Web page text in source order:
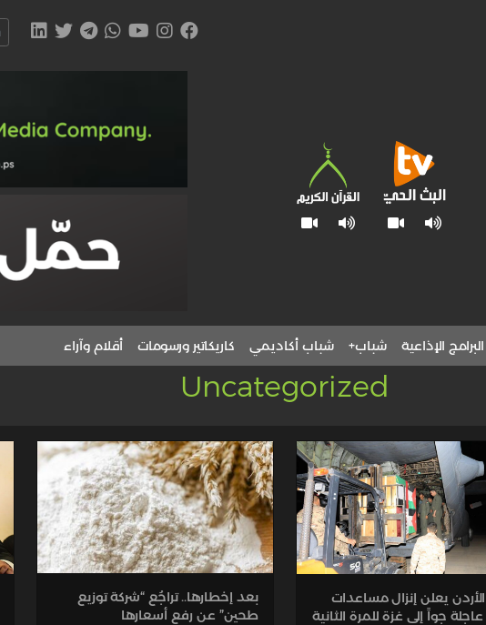
البرامج الإذاعية شباب+ شباب أكاديمي كاريكاتير ورسومات أقلام وآراء
Uncategorized
يعلن إنزال مساعدات
جواً إلى غزة للمرة الثانية
بعد إخطارها.. تراجُع “شركة توزيع
طحين” عن رفع أسعارها